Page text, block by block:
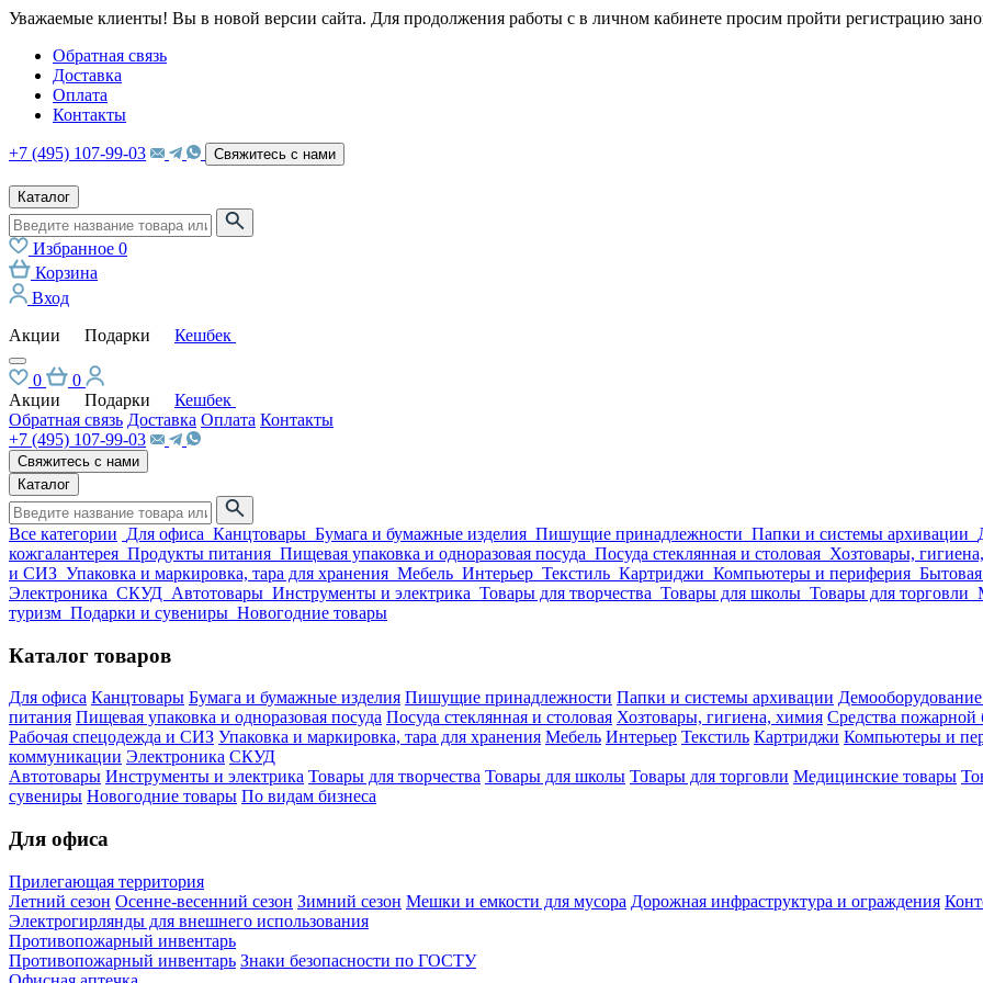
Уважаемые клиенты! Вы в новой версии сайта. Для продолжения работы с в личном кабинете просим пройти регистрацию
Обратная связь
Доставка
Оплата
Контакты
+7 (495) 107-99-03 Свяжитесь с нами
Каталог
Избранное 0
Корзина
Вход
Акции
Подарки Кешбек
0
0
Акции
Подарки
Кешбек
Обратная связь Доставка Оплата Контакты
+7 (495) 107-99-03
Свяжитесь с нами
Каталог
Все категории Для офиса Канцтовары Бумага и бумажные изделия Пишущие принадлежности Папки и системы архивации
кожгалантерея Продукты питания Пищевая упаковка и одноразовая посуда Посуда стеклянная и столовая Хозтовары,
и СИЗ Упаковка и маркировка, тара для хранения Мебель Интерьер Текстиль Картриджи Компьютеры и периферия
Электроника СКУД Автотовары Инструменты и электрика Товары для творчества Товары для школы Товары для торговли
туризм Подарки и сувениры Новогодние товары
Каталог товаров
Для офиса Канцтовары Бумага и бумажные изделия Пишущие принадлежности Папки и системы архивации
питания Пищевая упаковка и одноразовая посуда Посуда стеклянная и столовая Хозтовары, гигиена, химия Средства пожарной
Рабочая спецодежда и СИЗ Упаковка и маркировка, тара для хранения Мебель Интерьер Текстиль Картриджи Компьютеры и
коммуникации Электроника СКУД
Автотовары Инструменты и электрика Товары для творчества Товары для школы Товары для торговли Медицинские товары
сувениры Новогодние товары По видам бизнеса
Для офиса
Прилегающая территория
Летний сезон Осенне-весенний сезон Зимний сезон Мешки и емкости для мусора Дорожная инфраструктура и ограждения
Электрогирлянды для внешнего использования
Противопожарный инвентарь
Противопожарный инвентарь Знаки безопасности по ГОСТУ